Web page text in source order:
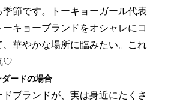
節です。トーキョーガール代表
キョーブランドをオシャレにコ
、華やかな場所に臨みたい。これ
♡
ードの場合
ブランドが、実は身近にたくさ